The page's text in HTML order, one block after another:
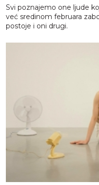
Svi poznajemo one ljude
već sredinom februara
postoje i oni drugi.